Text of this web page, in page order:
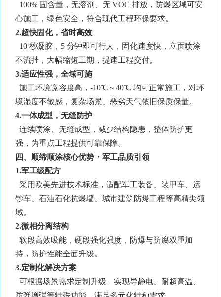
100% 固含量，无溶剂、无 VOC 排放，防爆区域可安
心施工，绿色安全，符合现代工程环保要求。
2.超快固化，省时高效
10 秒凝胶，5 分钟即可行人，固化速度快，立面喷涂
不流挂，大幅缩短工期，提速工程交付。
3.适应性强，全域可施
施工环境宽容度高， -10℃～40℃ 均可正常施工，对环
境湿度不敏感，复杂场景、恶劣天气依旧保质保量。
4.一体成型，无缝防护
连续喷涂、无缝成型，减少结构隐患，整体防护更
强，为重点工程提供可靠保障。
四、顺缔顺涂核心优势・军工品质引领
1.军工级配方
采用欧美先进技术标准，适配军工装备、装甲车、运
钞车、石油石化抗爆墙、城市建筑防爆工程等高精尖领
域。
2.微相分离结构
软段高效吸能，硬段强化强度，防爆与防腐双重加
持，防护性能全面升级。
3.定制化解决方案
可根据场景需求定制升级，实现导静电、耐超高温、